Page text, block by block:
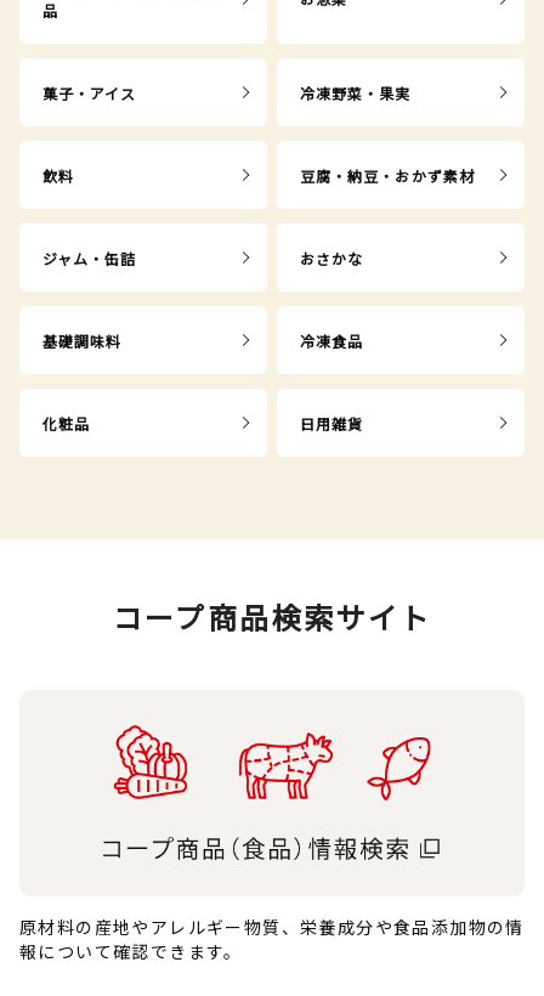
品
菓子・アイス 冷凍野菜・果実
飲料 豆腐・納豆・おかず素材
ジャム・缶詰 おさかな
基礎調味料 冷凍食品
化粧品 日用雑貨
コープ商品検索サイト
原材料の産地やアレルギー物質、栄養成分や食品添加物の情
報について確認できます。